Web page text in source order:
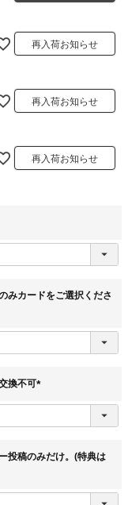
再入荷お知らせ
再入荷お知らせ
再入荷お知らせ
みカードをご選択くださ
換不可
須
投稿のみだけ。(特典は